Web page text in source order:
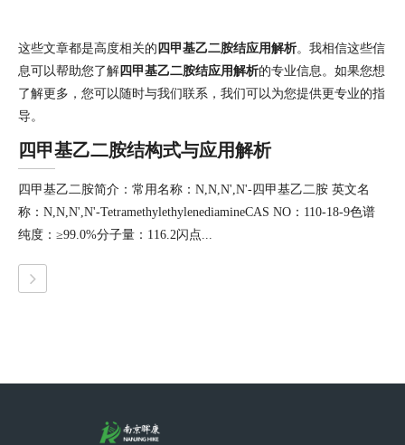
这些文章都是高度相关的 四甲基乙二胺结应用解析。我相信这些信
息可以帮助您了解 四甲基乙二胺结应用解析的专业信息。如果您想
了解更多，您可以随时与我们联系，我们可以为您提供更专业的指
导。
四甲基乙二胺结构式与应用解析
四甲基乙二胺简介：常用名称：N,N,N',N'-四甲基乙二胺 英文名
称：N,N,N',N'-TetramethylethylenediamineCAS NO：110-18-9色谱
纯度：≥99.0%分子量：116.2闪点...